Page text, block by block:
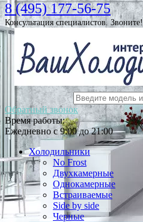
8 (495) 177-56-75
Консультация специалистов. Звоните!
Обратный звонок
Время работы:
Ежедневно с 9:00 до 21:00
Холодильники
No Frost
Двухкамерные
Однокамерные
Встраиваемые
Side by side
Черные